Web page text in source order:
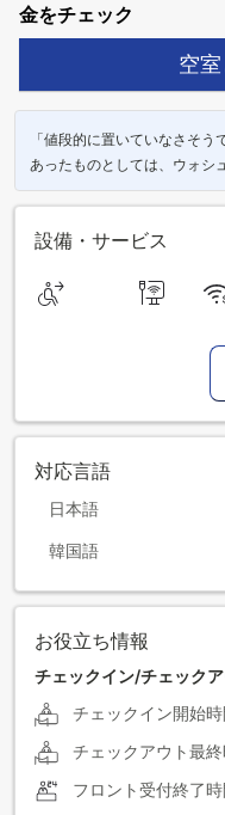
金をチェック
空
「値段的に置いていなさそう
あったものとしては、ウォシ
ト、バスローブ、非接触スマ
設備・サービス
対応言語
日本語
韓国語
お役立ち情報
チェックイン/チェック
チェックイン開始時
チェックアウト最
フロント受付終了時